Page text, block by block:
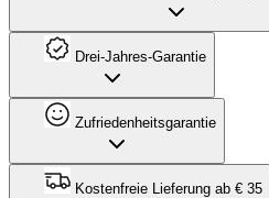
Drei-Jahres-Garantie
Zufriedenheitsgarantie
Kostenfreie Lieferung ab € 35